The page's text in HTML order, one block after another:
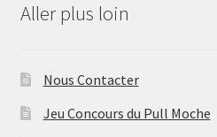
Aller plus loin
Nous Contacter
Jeu Concours du Pull Moche